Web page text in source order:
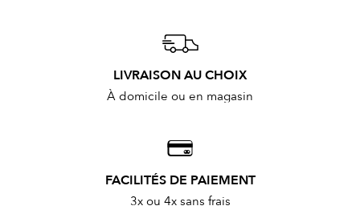
LIVRAISON AU CHOIX
À domicile ou en magasin
FACILITÉS DE PAIEMENT
3x ou 4x sans frais